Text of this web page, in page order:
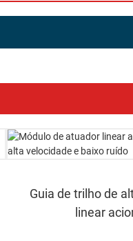
Guia de trilho de
linear